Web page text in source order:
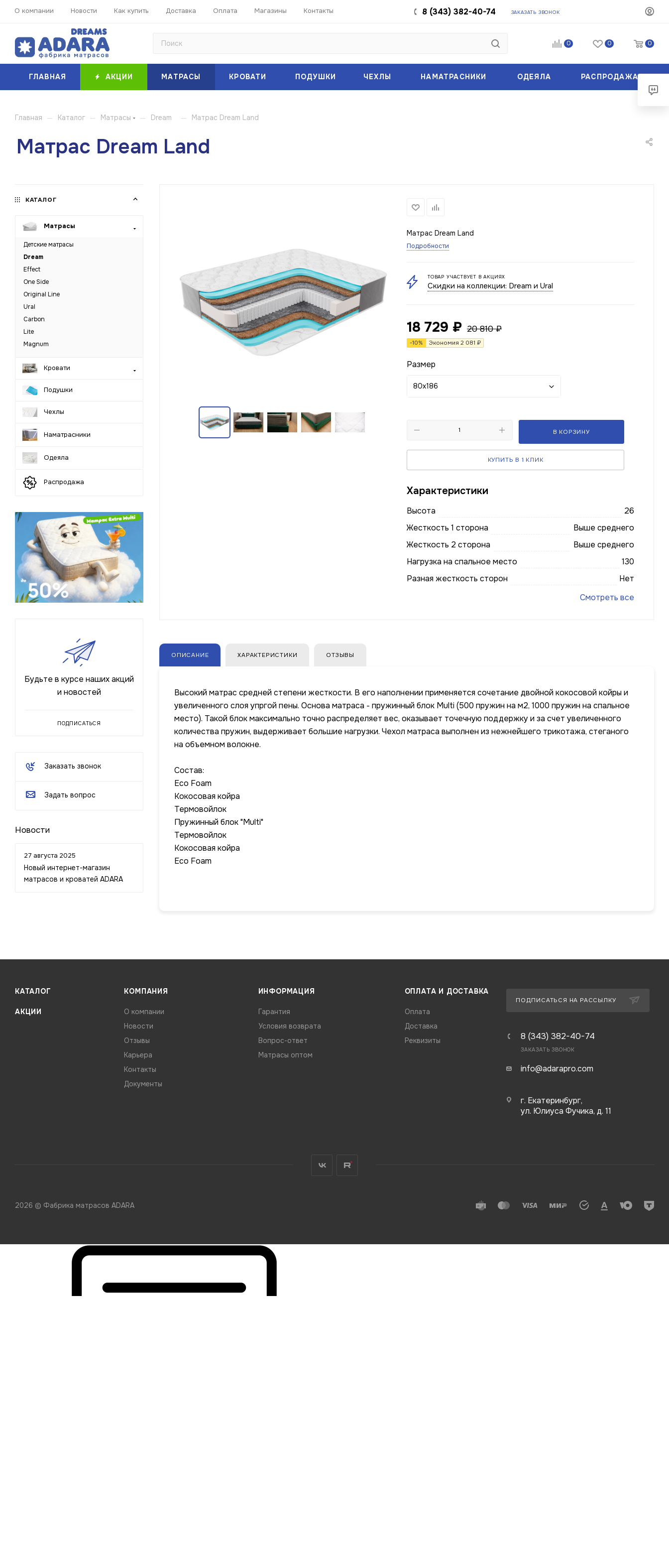
О компании Новости Как купить Доставка Оплата Магазины Контакты 8 (343) 382-40-74 ЗАКАЗАТЬ ЗВОНОК
0 0 0
ГЛАВНАЯ АКЦИИ МАТРАСЫ КРОВАТИ ПОДУШКИ ЧЕХЛЫ НАМАТРАСНИКИ ОДЕЯЛА РАСПРОДАЖА
Главная — Каталог — Матрасы — Dream — Матрас Dream Land
Матрас Dream Land
Матрас Dream Land
Подробности
ТОВАР УЧАСТВУЕТ В АКЦИЯХ
Скидки на коллекции: Dream и Ural
18 729 ₽ 20 810₽
-10% Экономия 2 081 ₽
Размер
80x186
В КОРЗИНУ
КУПИТЬ В 1 КЛИК
Характеристики
Высота
26
Жесткость 1 сторона
Выше среднего
Жесткость 2 сторона
Выше среднего
Нагрузка на спальное место
130
Разная жесткость сторон
Нет
Смотреть все
ОПИСАНИЕ ХАРАКТЕРИСТИКИ ОТЗЫВЫ
Высокий матрас средней степени жесткости. В его наполнении применяется сочетание двойной кокосовой койры и
увеличенного слоя упргой пены. Основа матраса - пружинный блок Multi (500 пружин на м2, 1000 пружин на спальное
место). Такой блок максимально точно распределяет вес, оказывает точечную поддержку и за счет увеличенного
количества пружин, выдерживает большие нагрузки. Чехол матраса выполнен из нежнейшего трикотажа, стеганого
на объемном волокне.
Состав:
Eco Foam
Кокосовая койра
Термовойлок
Пружинный блок "Multi"
Термовойлок
Кокосовая койра
Eco Foam
КАТАЛОГ
Матрасы
Детские матрасы
Dream
Effect
One Side
Original Line
Ural
Carbon
Lite
Magnum
Кровати
Подушки
Чехлы
Наматрасники
Одеяла
Распродажа
Будьте в курсе наших акций
и новостей
ПОДПИСАТЬСЯ
Заказать звонок
Задать вопрос
Новости
27 августа 2025
Новый интернет-магазин
матрасов и кроватей ADARA
КАТАЛОГ
АКЦИИ
КОМПАНИЯ
О компании
Новости
Отзывы
Карьера
Контакты
Документы
ИНФОРМАЦИЯ
Гарантия
Условия возврата
Вопрос-ответ
Матрасы оптом
ОПЛАТА И ДОСТАВКА
Оплата
Доставка
Реквизиты
ПОДПИСАТЬСЯ НА РАССЫЛКУ
8 (343) 382-40-74
ЗАКАЗАТЬ ЗВОНОК
info@adarapro.com
г. Екатеринбург,
ул. Юлиуса Фучика, д. 11
2026 © Фабрика матрасов ADARA